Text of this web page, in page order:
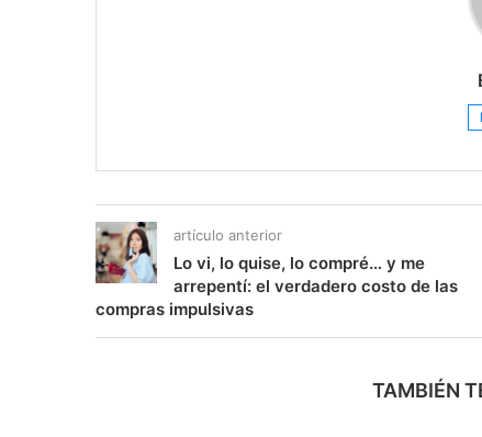
artículo anterior
Lo vi, lo quise, lo compré… y me
arrepentí: el verdadero costo de las
compras impulsivas
TAMBIÉN